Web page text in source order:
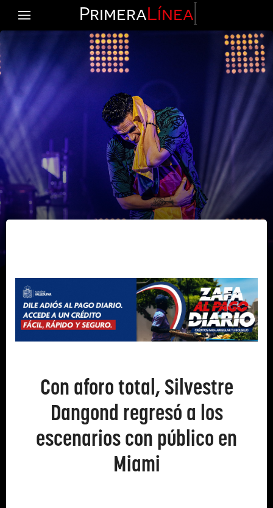
PrimeraLínea
Con aforo total, Silvestre
Dangond regresó a los
escenarios con público en
Miami